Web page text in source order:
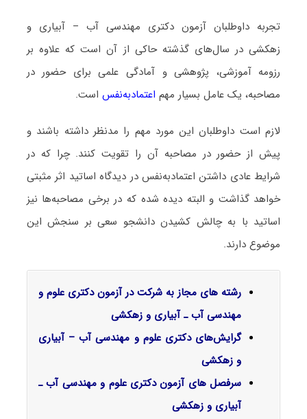
تجربه داوطلبان آزمون دکتری مهندسی آب – آبیاری و
زهکشی در سال‌های گذشته حاکی از آن است که علاوه بر
رزومه آموزشی، پژوهشی و آمادگی علمی برای حضور در
مصاحبه، یک عامل بسیار مهم اعتمادبه‌نفساست.
لازم است داوطلبان این مورد مهم را مدنظر داشته باشند و
پیش از حضور در مصاحبه آن را تقویت کنند. چرا که در
شرایط عادی داشتن اعتمادبه‌نفس در دیدگاه اساتید اثر مثبتی
خواهد گذاشت و البته دیده شده که در برخی مصاحبه‌ها نیز
اساتید با به چالش کشیدن دانشجو سعی بر سنجش این
موضوع دارند.
رشته های مجاز به شرکت در آزمون دکتری علوم و
مهندسی آب ـ آبیاری و زهکشی
گرایش‌های دکتری ﻋﻠﻮم و ﻣﻬﻨﺪسی آب – آبیاری
و زهکشی
سرفصل‌ های آزمون دکتری علوم و مهندسی آب ـ
آبیاری و زهکشی